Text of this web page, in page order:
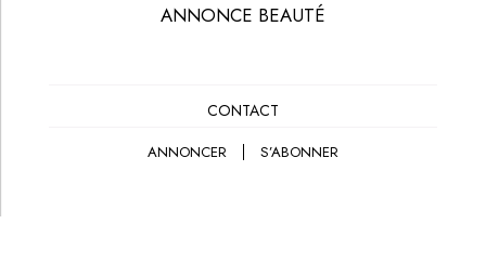
ANNONCE BEAUTÉ
CONTACT
ANNONCER S’ABONNER